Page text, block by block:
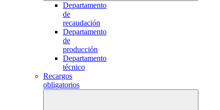
Departamento
de
recaudación
Departamento
de
producción
Departamento
técnico
Recargos
obligatorios